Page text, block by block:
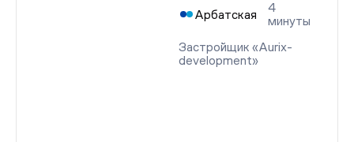
Арбатская
4
минуты
Застройщик «Aurix-
development»